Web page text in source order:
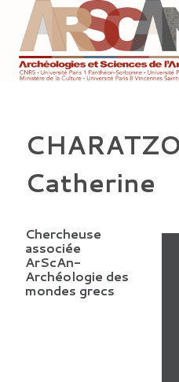
contenu
Catherine
Chercheuse
associée
ArScAn-
Archéologie des
mondes grecs